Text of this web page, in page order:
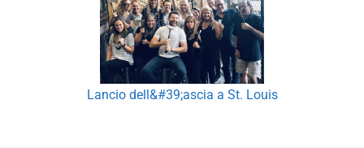
Lancio dell&#39;ascia a St. Louis